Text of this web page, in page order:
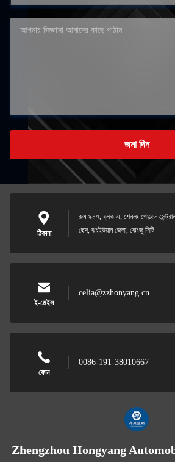
জমা দিন
ঠিকানা
রুম ৯০৭, ব্লক এ, শেনলং গোল্ডেন
ছেদ, ঝংইউয়ান জেলা, ঝেংজু সিটি
ই-মেইল
celia@zzhonyang.cn
ফোন
0086-191-38010667
Zhengzhou Hongyang